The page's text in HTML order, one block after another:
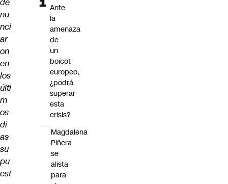
nu
nci
ar
on
en
los
últi
m
os
dí
as
su
pu
est
Ante
la
amenaza
de
un
boicot
europeo,
¿podrá
superar
esta
crisis?
Magdalena
Piñera
se
alista
para